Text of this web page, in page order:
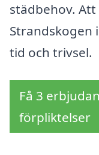
städbehov.
Strandskogen
tid och trivsel.
Få 3
förpliktelser